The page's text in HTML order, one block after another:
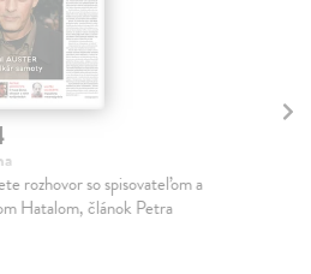
rozhovor so spisovateľom a
Hatalom, článok Petra